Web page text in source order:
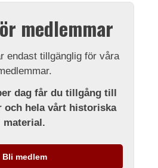
medlemmar
endast tillgänglig för våra
dag får du tillgång till
och hela vårt historiska
material.
Bli medlem